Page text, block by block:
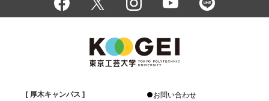
[ 厚木キャンパス ]
お問い合わせ